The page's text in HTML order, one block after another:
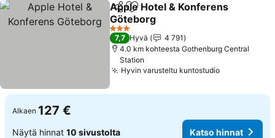
Jaa Lisää suosikkeihin
Apple Hotel & Konferens
Göteborg
Katso hinnat
3 Tähtiluokitus
7,7 Hyvä
4 791
4.0 km kohteesta Gothenburg Central
Station
Hyvin varusteltu kuntostudioKatso
Alkaen 127 €
Näytä hinnat 10 sivustolta Katso hinnat